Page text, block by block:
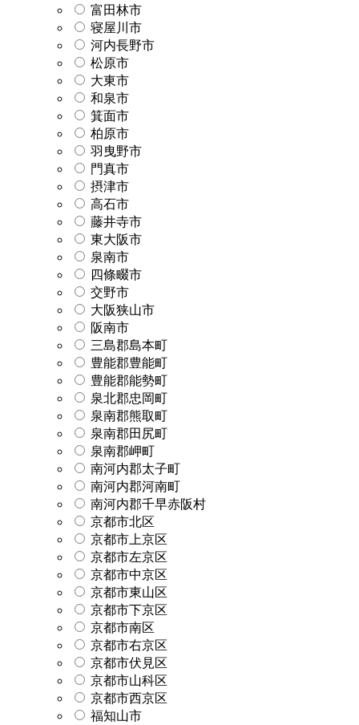
富田林市
寝屋川市
河内長野市
松原市
大東市
和泉市
箕面市
柏原市
羽曳野市
門真市
摂津市
高石市
藤井寺市
東大阪市
泉南市
四條畷市
交野市
大阪狭山市
阪南市
三島郡島本町
豊能郡豊能町
豊能郡能勢町
泉北郡忠岡町
泉南郡熊取町
泉南郡田尻町
泉南郡岬町
南河内郡太子町
南河内郡河南町
南河内郡千早赤阪村
京都市北区
京都市上京区
京都市左京区
京都市中京区
京都市東山区
京都市下京区
京都市南区
京都市右京区
京都市伏見区
京都市山科区
京都市西京区
福知山市